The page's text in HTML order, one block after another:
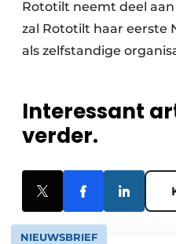
Rototilt neemt deel aan
zal Rototilt haar eerste
als zelfstandige
Interessant
verder.
NIEUWSBRIEF